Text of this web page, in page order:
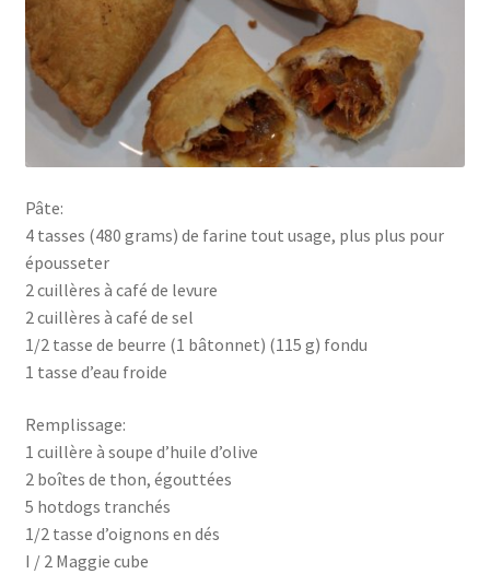
Pâte:
4 tasses (480 grams) de farine tout usage, plus plus pour
épousseter
2 cuillères à café de levure
2 cuillères à café de sel
1/2 tasse de beurre (1 bâtonnet) (115 g) fondu
1 tasse d’eau froide
Remplissage:
1 cuillère à soupe d’huile d’olive
2 boîtes de thon, égouttées
5 hotdogs tranchés
1/2 tasse d’oignons en dés
I / 2 Maggie cube